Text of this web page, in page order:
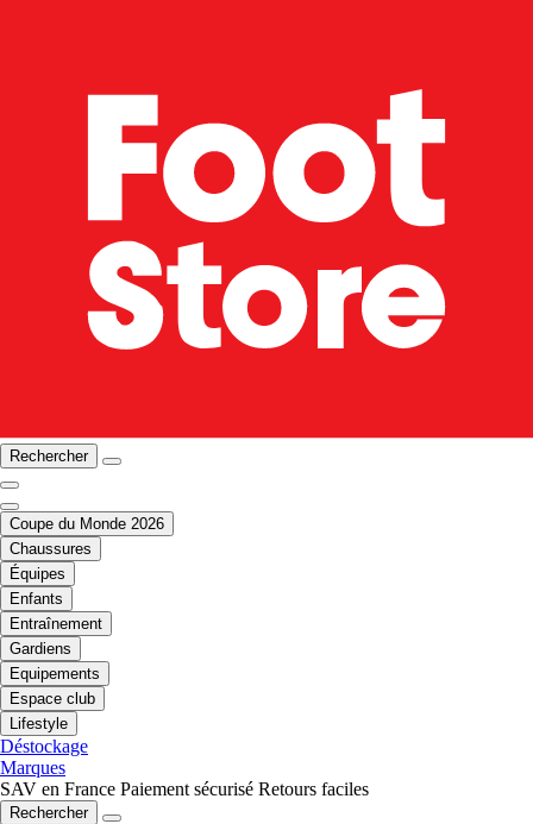
Rechercher
Coupe du Monde 2026
Chaussures
Équipes
Enfants
Entraînement
Gardiens
Equipements
Espace club
Lifestyle
Déstockage
Marques
SAV en France Paiement sécurisé Retours faciles
Rechercher